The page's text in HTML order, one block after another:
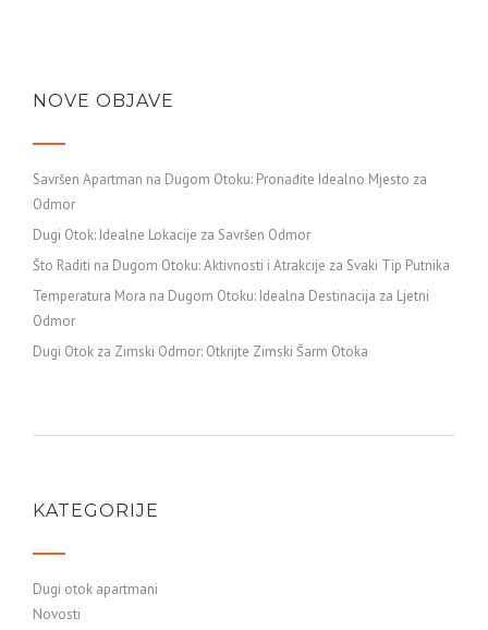
NOVE OBJAVE
Savršen Apartman na Dugom Otoku: Pronađite Idealno Mjesto za
Odmor
Dugi Otok: Idealne Lokacije za Savršen Odmor
Što Raditi na Dugom Otoku: Aktivnosti i Atrakcije za Svaki Tip Putnika
Temperatura Mora na Dugom Otoku: Idealna Destinacija za Ljetni
Odmor
Dugi Otok za Zimski Odmor: Otkrijte Zimski Šarm Otoka
KATEGORIJE
Dugi otok apartmani
Novosti